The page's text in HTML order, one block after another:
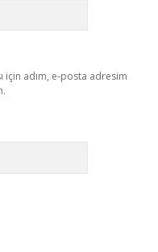
için adım, e-posta adresim